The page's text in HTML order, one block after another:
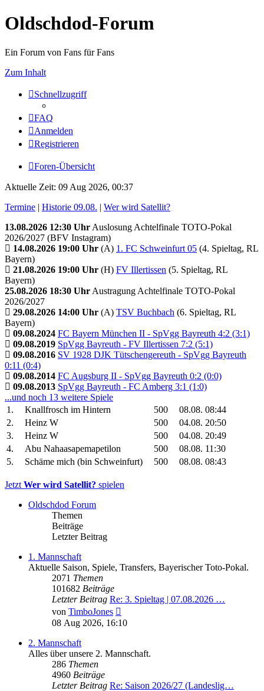
Oldschdod-Forum
Ein Forum von Fans für Fans
Zum Inhalt
Schnellzugriff
FAQ
Anmelden
Registrieren
Foren-Übersicht
Aktuelle Zeit: 09 Aug 2026, 00:37
Termine | Historie 09.08. | Wer wird Satellit?
13.08.2026 12:30 Uhr Auslosung Achtelfinale TOTO-Pokal
2026/2027 (BFV Instagram)
14.08.2026 19:00 Uhr (A) 1. FC Schweinfurt 05 (4. Spieltag, RL
Bayern)
21.08.2026 19:00 Uhr (H) FV Illertissen (5. Spieltag, RL
Bayern)
25.08.2026 18:30 Uhr Austragung Achtelfinale TOTO-Pokal
2026/2027
29.08.2026 14:00 Uhr (A) TSV Buchbach (6. Spieltag, RL
Bayern)
09.08.2024 FC Bayern München II - SpVgg Bayreuth 4:2 (3:1)
09.08.2019 SpVgg Bayreuth - FV Illertissen 7:2 (5:1)
09.08.2016 SV 1928 DJK Tütschengereuth - SpVgg Bayreuth
0:11 (0:4)
09.08.2014 FC Augsburg II - SpVgg Bayreuth 0:2 (0:0)
09.08.2013 SpVgg Bayreuth - FC Amberg 3:1 (1:0)
...und noch 13 weitere Spiele
1.
Knallfrosch im Hintern 500
08.08. 08:44
2.
Heinz W 500
04.08. 20:50
3.
Heinz W 500
04.08. 20:49
4.
Abu Nahaasapemapetilon 500
08.08. 11:30
5.
Schäme mich (bin Schweinfurt) 500 08.08. 08:43
Jetzt Wer wird Satellit? spielen
Oldschdod Forum
Themen
Beiträge
Letzter Beitrag
1. Mannschaft
Aktuelle Saison, Spiele, Transfers, Bayerischer Toto-Pokal.
2071 Themen
101682 Beiträge
Letzter Beitrag Re: 3. Spieltag | 07.08.2026 …
von TimboJones
Beitrag
08 Aug 2026, 16:10
2. Mannschaft
Alles über unsere 2. Mannschaft.
286 Themen
4960 Beiträge
Letzter Beitrag Re: Saison 2026/27 (Landeslig…